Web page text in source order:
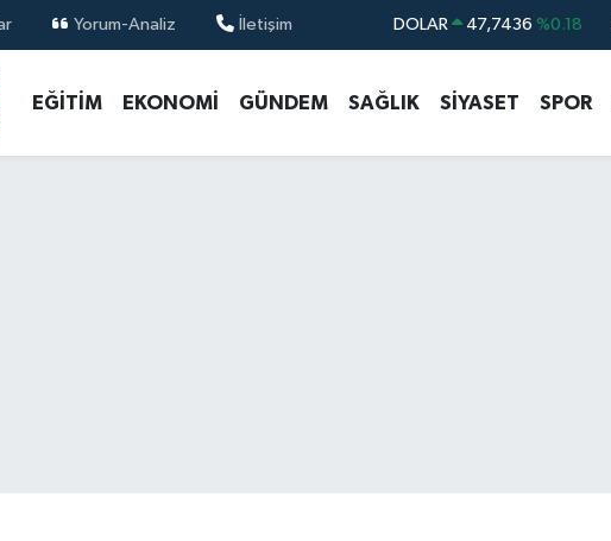
Yorum-Analiz İletişim DOLAR 47,7436 %0.18
STERLİN 64,4811 %0.38
GRAM ALTIN 6660.55 %0.03
EĞİTİM EKONOMİ GÜNDEM SAĞLIK SİYASET SPOR